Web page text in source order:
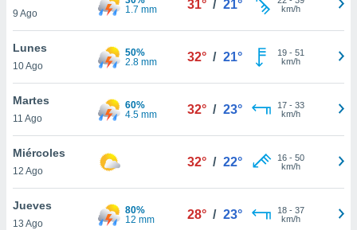
más
nuestra
y
de
disponible
9 Ago
1.7 mm
31° / 21°
km/h
Lunes
10 Ago
50%
2.8 mm
32° / 21° 19- 51
km/h
Martes
11 Ago
60%
4.5 mm
32° / 23° 17- 33
km/h
Miércoles
12 Ago
32° / 22° 16- 50
km/h
Jueves
13 Ago
80%
12 mm
28° / 23° 18- 37
km/h